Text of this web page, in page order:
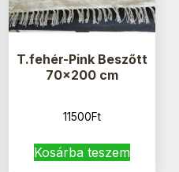
T.fehér-Pink Beszőtt
70×200 cm
11500Ft
Kosárba teszem